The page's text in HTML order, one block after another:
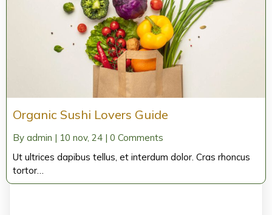
Organic Sushi Lovers Guide
By admin | 10 nov, 24 | 0 Comments
Ut ultrices dapibus tellus, et interdum dolor. Cras rhoncus
tortor…